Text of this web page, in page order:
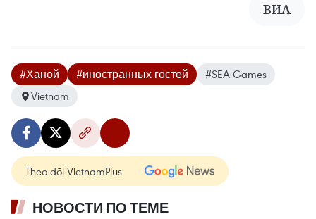
ВИА
#Ханой #иностранных гостей
#SEA Games
Vietnam
Theo dõi VietnamPlus
НОВОСТИ ПО ТЕМЕ